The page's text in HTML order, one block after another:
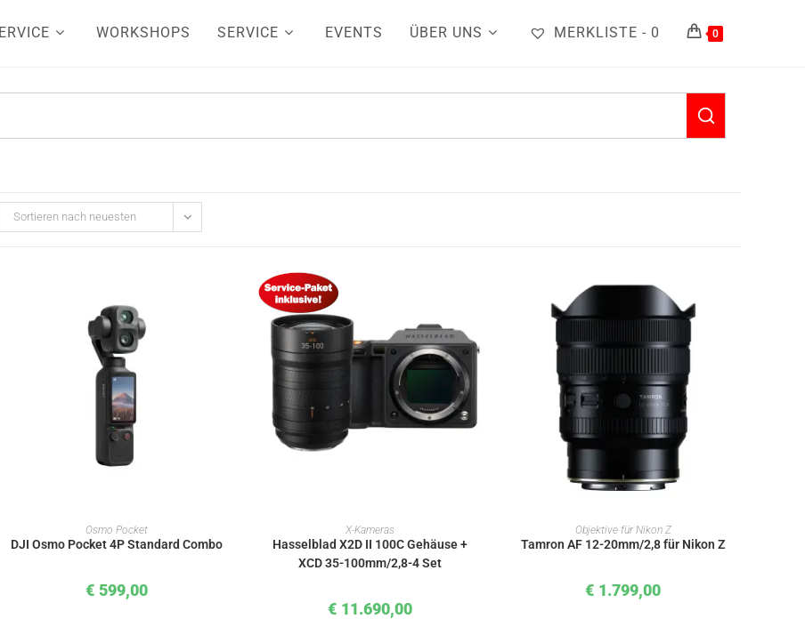
WORKSHOPS SERVICE EVENTS ÜBER UNS MERKLISTE - 0 0
Sortieren nach neuesten
IN DEN WARENKORB
Osmo Pocket
DJI Osmo Pocket 4P Standard Combo
€ 599,00
IN DEN WARENKORB
X-Kameras
Hasselblad X2D II 100C Gehäuse +
XCD 35-100mm/2,8-4 Set
€ 11.690,00
IN DEN WARENKORB
Objektive für Nikon Z
Tamron AF 12-20mm/2,8 für Nikon Z
€ 1.799,00